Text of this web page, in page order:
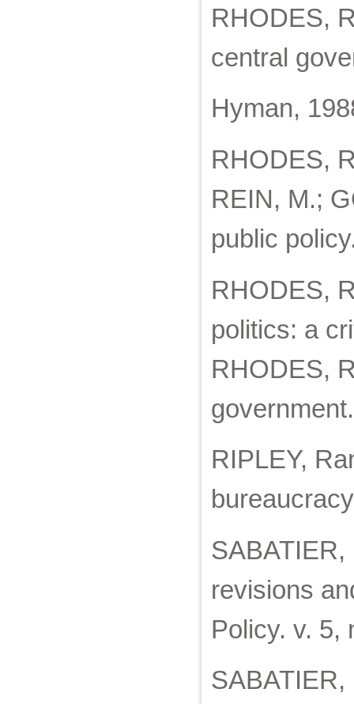
RHODES,
central
Hyman,
RHODES,
REIN, M.;
public
RHODES,
politics: a
RHODES,
RIPLEY,
revisions
Policy. v. 5,